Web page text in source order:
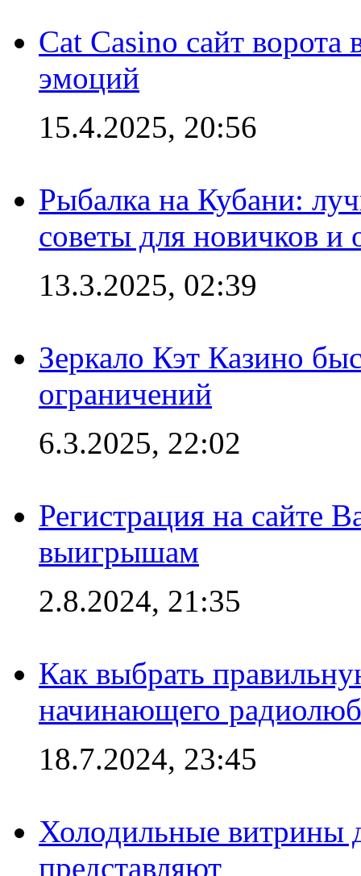
Cat Casino сайт
эмоций
15.4.2025, 20:56
Рыбалка на Кубани:
советы для новичков
13.3.2025, 02:39
Зеркало Кэт Казино
ограничений
6.3.2025, 22:02
Регистрация на сайте
выигрышам
2.8.2024, 21:35
Как выбрать
начинающего
18.7.2024, 23:45
Холодильные витрины
представляют